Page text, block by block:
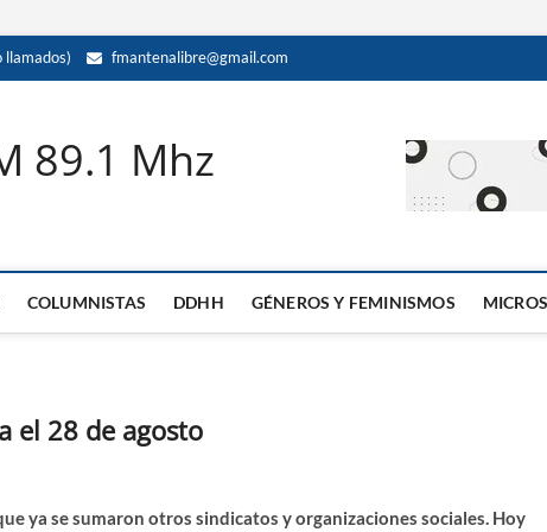
fmantenalibre@gmail.com
89.1 Mhz
COLUMNISTAS DDHH GÉNEROS Y FEMINISMOS MICROS
el 28 de agosto
ya se sumaron otros sindicatos y organizaciones sociales. Hoy